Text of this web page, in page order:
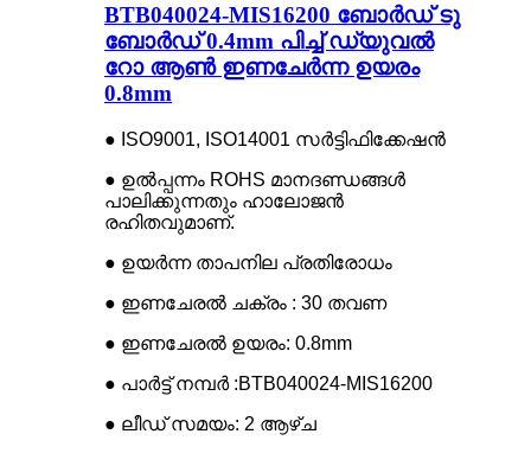
BTB040024-MIS16200 ബോർഡ് ടു
ബോർഡ് 0.4mm പിച്ച് ഡ്യുവൽ
റോ ആൺ ഇണചേർന്ന ഉയരം
0.8mm
● ISO9001, ISO14001 സർട്ടിഫിക്കേഷൻ
● ഉൽപ്പന്നം ROHS മാനദണ്ഡങ്ങൾ
പാലിക്കുന്നതും ഹാലോജൻ
രഹിതവുമാണ്.
● ഉയർന്ന താപനില പ്രതിരോധം
● ഇണചേരൽ ചക്രം : 30 തവണ
● ഇണചേരൽ ഉയരം: 0.8mm
● പാർട്ട് നമ്പർ :BTB040024-MIS16200
● ലീഡ് സമയം: 2 ആഴ്ച